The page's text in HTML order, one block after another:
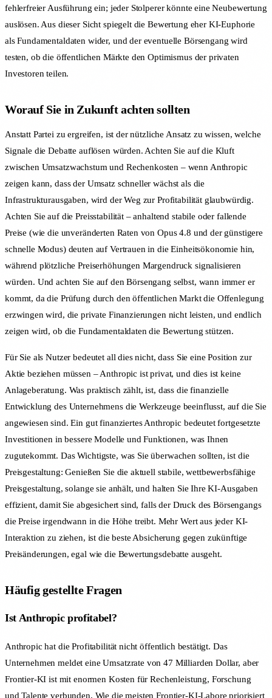
fehlerfreier Ausführung ein; jeder Stolperer könnte eine Neubewertung
auslösen. Aus dieser Sicht spiegelt die Bewertung eher KI-Euphorie
als Fundamentaldaten wider, und der eventuelle Börsengang wird
testen, ob die öffentlichen Märkte den Optimismus der privaten
Investoren teilen.
Worauf Sie in Zukunft achten sollten
Anstatt Partei zu ergreifen, ist der nützliche Ansatz zu wissen, welche
Signale die Debatte auflösen würden. Achten Sie auf die Kluft
zwischen Umsatzwachstum und Rechenkosten – wenn Anthropic
zeigen kann, dass der Umsatz schneller wächst als die
Infrastrukturausgaben, wird der Weg zur Profitabilität glaubwürdig.
Achten Sie auf die Preisstabilität – anhaltend stabile oder fallende
Preise (wie die unveränderten Raten von Opus 4.8 und der günstigere
schnelle Modus) deuten auf Vertrauen in die Einheitsökonomie hin,
während plötzliche Preiserhöhungen Margendruck signalisieren
würden. Und achten Sie auf den Börsengang selbst, wann immer er
kommt, da die Prüfung durch den öffentlichen Markt die Offenlegung
erzwingen wird, die private Finanzierungen nicht leisten, und endlich
zeigen wird, ob die Fundamentaldaten die Bewertung stützen.
Für Sie als Nutzer bedeutet all dies nicht, dass Sie eine Position zur
Aktie beziehen müssen – Anthropic ist privat, und dies ist keine
Anlageberatung. Was praktisch zählt, ist, dass die finanzielle
Entwicklung des Unternehmens die Werkzeuge beeinflusst, auf die Sie
angewiesen sind. Ein gut finanziertes Anthropic bedeutet fortgesetzte
Investitionen in bessere Modelle und Funktionen, was Ihnen
zugutekommt. Das Wichtigste, was Sie überwachen sollten, ist die
Preisgestaltung: Genießen Sie die aktuell stabile, wettbewerbsfähige
Preisgestaltung, solange sie anhält, und halten Sie Ihre KI-Ausgaben
effizient, damit Sie abgesichert sind, falls der Druck des Börsengangs
die Preise irgendwann in die Höhe treibt. Mehr Wert aus jeder KI-
Interaktion zu ziehen, ist die beste Absicherung gegen zukünftige
Preisänderungen, egal wie die Bewertungsdebatte ausgeht.
Häufig gestellte Fragen
Ist Anthropic profitabel?
Anthropic hat die Profitabilität nicht öffentlich bestätigt. Das
Unternehmen meldet eine Umsatzrate von 47 Milliarden Dollar, aber
Frontier-KI ist mit enormen Kosten für Rechenleistung, Forschung
und Talente verbunden. Wie die meisten Frontier-KI-Labore priorisiert